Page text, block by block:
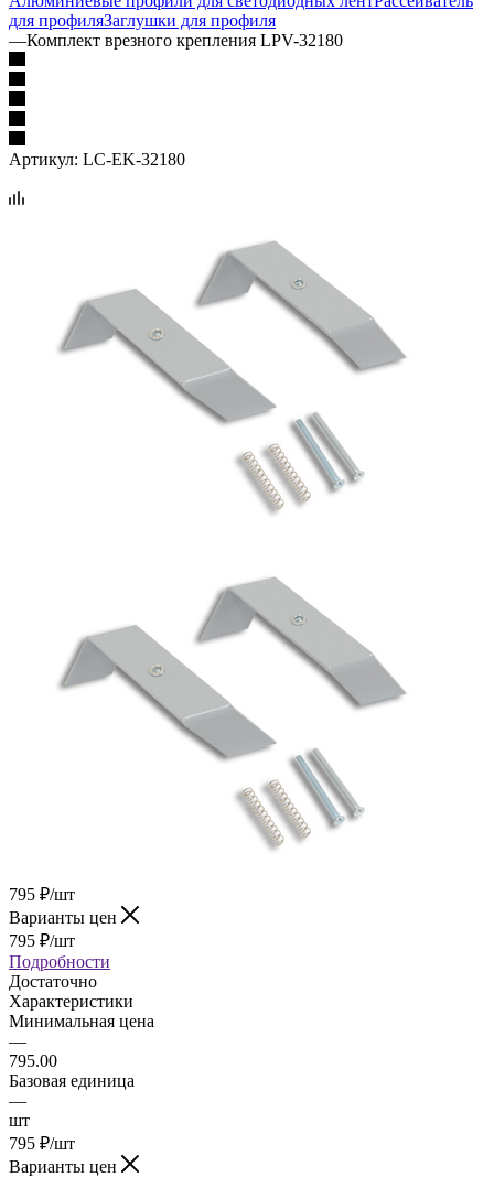
для профиляЗаглушки для профиля
—Комплект врезного крепления LPV-32180
Артикул: LC-EK-32180
795 ₽/шт
Варианты цен
795 ₽/шт
Подробности
Достаточно
Характеристики
Минимальная цена
—
795.00
Базовая единица
—
шт
795 ₽/шт
Варианты цен